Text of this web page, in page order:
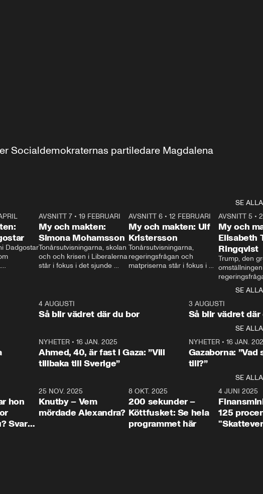
Socialdemokraternas partiledare Magdalena
SE ALLA
Dadgostar
Ska vi
vi förstås
24:30
AVSNITT 7• 19 FEBRUARI
My och makten:
Simona Mohamsson
Tonårsutvisningarna, skolan
och och krisen i Liberalerna
står i fokus i det sjunde
kommentator My
Rohwedder ställer
utbildnings- och
Mohamsson till svars.
27:30
AVSNITT 6 •12 FEBRUARI
My och makten: Ulf
Kristersson
Tonårsutvisningarna,
regeringsfrågan och
matpriserna står i fokus i
Rohwedder ställer
statsminister Ulf Kristersson
AVSNITT 5 •
My och
Elisabeth
Ringqvist
Trump, den
centrum i
avsnittet av
Makten”. Se
Aftonbladets
Rohwedder
Thand Ring
SE ALLA
4 AUGUSTI
Så blir vädret där du bor
3 AUGUSTI
Så blir vädret där
SE ALLA
NYHETER• 16 JAN. 2025
Ahmed, 40, är fast i Gaza: ”Vill
tillbaka till Sverige”
NYHETER• 16 JAN.
Gazaborna:
till?”
SE ALLA
hon
Svar
31:05
25 NOV. 2025
Knutby – Vem
mördade Alexandra?
4:29
8 OKT. 2025
200 sekunder –
Köttfusket: Se hela
programmet här
4 JUNI 2025
125